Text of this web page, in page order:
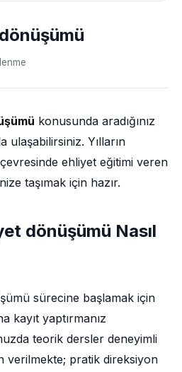
konusunda aradığınız
ulaşabilirsiniz. Yılların
ehliyet eğitimi veren
taşımak için hazır.
dönüşümü Nasıl
sürecine başlamak için
kayıt yaptırmanız
teorik dersler deneyimli
verilmekte; pratik direksiyon